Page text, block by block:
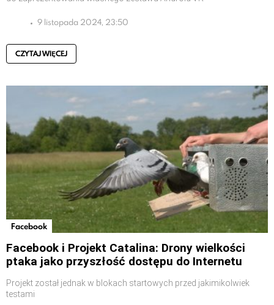
9 listopada 2024, 23:50
CZYTAJ WIĘCEJ
Facebook
Facebook i Projekt Catalina: Drony wielkości
ptaka jako przyszłość dostępu do Internetu
Projekt został jednak w blokach startowych przed jakimikolwiek
testami